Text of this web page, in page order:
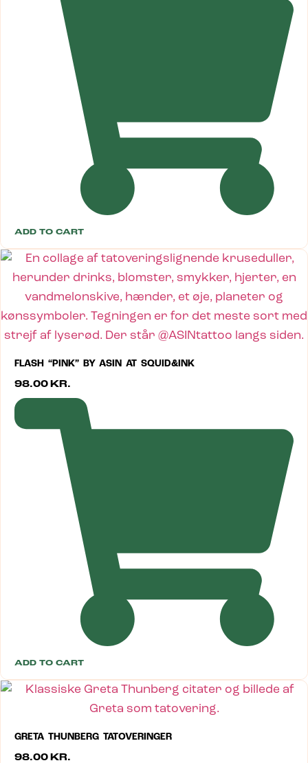
ADD TO CART
FLASH “PINK” BY ASIN AT SQUID&INK
98.00 KR.
ADD TO CART
GRETA THUNBERG TATOVERINGER
98.00 KR.